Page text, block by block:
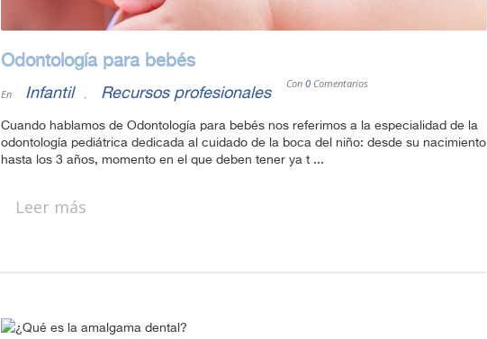
Odontología para bebés
En Infantil , Recursos profesionales
Con 0 Comentarios
Cuando hablamos de Odontología para bebés nos referimos a la especialidad de la
odontología pediátrica dedicada al cuidado de la boca del niño: desde su nacimiento
hasta los 3 años, momento en el que deben tener ya t ...
Leer más